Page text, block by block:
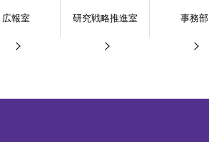
広報室 研究戦略推進室 事務部